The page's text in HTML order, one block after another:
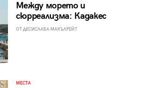
Между морето и
сюрреализма: Кадакес
ОТ ДЕСИСЛАВА МАКЪЛРЕЙТ
МЕСТА